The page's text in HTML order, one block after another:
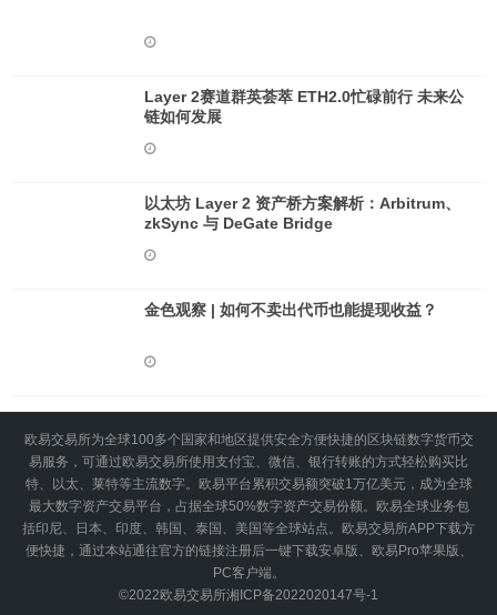
Layer 2赛道群英荟萃 ETH2.0忙碌前行 未来公
链如何发展
以太坊 Layer 2 资产桥方案解析：Arbitrum、
zkSync 与 DeGate Bridge
金色观察 | 如何不卖出代币也能提现收益？
欧易交易所为全球100多个国家和地区提供安全方便快捷的区块链数字货币交
易服务，可通过欧易交易所使用支付宝、微信、银行转账的方式轻松购买比
特、以太、莱特等主流数字。欧易平台累积交易额突破1万亿美元，成为全球
最大数字资产交易平台，占据全球50%数字资产交易份额。欧易全球业务包
括印尼、日本、印度、韩国、泰国、美国等全球站点。欧易交易所APP下载方
便快捷，通过本站通往官方的链接注册后一键下载安卓版、欧易Pro苹果版、
PC客户端。
©2022欧易交易所湘ICP备2022020147号-1